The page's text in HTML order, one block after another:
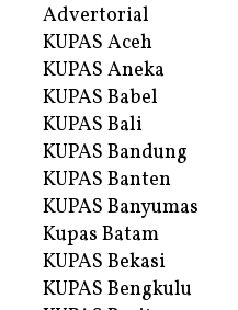
Advertorial
KUPAS Aceh
KUPAS Aneka
KUPAS Babel
KUPAS Bali
KUPAS Bandung
KUPAS Banten
KUPAS Banyumas
Kupas Batam
KUPAS Bekasi
KUPAS Bengkulu